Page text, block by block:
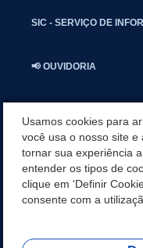
SIC - SERVIÇO DE
📢 OUVIDORIA
📱🩺 SAUDE
🎭 UMBUZEIRO
Usamos cookies para
você usa o nosso site e
tornar sua experiência
entender os tipos de
clique em 'Definir
consente com a